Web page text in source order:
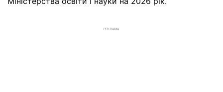
РЕКЛАМА